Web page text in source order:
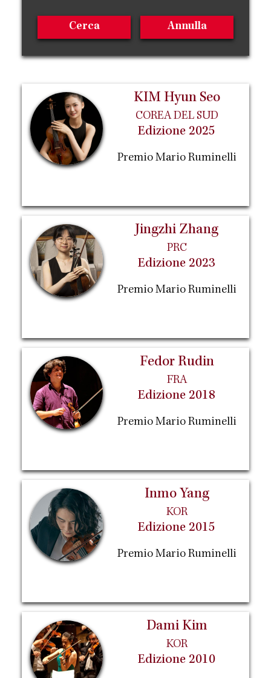
KIM Hyun Seo
COREA DEL SUD
Edizione 2025
Premio Mario Ruminelli
Jingzhi Zhang
PRC
Edizione 2023
Premio Mario Ruminelli
Fedor Rudin
FRA
Edizione 2018
Premio Mario Ruminelli
Inmo Yang
KOR
Edizione 2015
Premio Mario Ruminelli
Dami Kim
KOR
Edizione 2010